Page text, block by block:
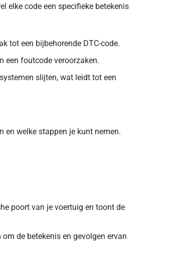
elke code een specifieke betekenis
tot een bijbehorende DTC-code.
een foutcode veroorzaken.
slijten, wat leidt tot een
en welke stappen je kunt nemen.
poort van je voertuig en toont de
de betekenis en gevolgen ervan